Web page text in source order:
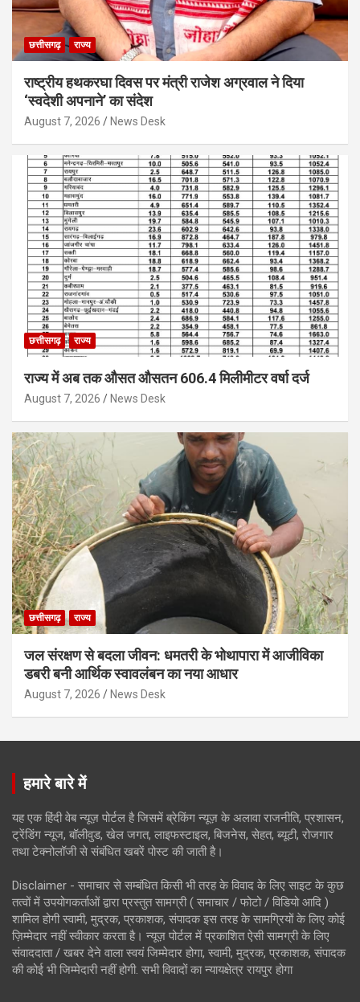
छत्तीसगढ़ राज्य
राष्ट्रीय हथकरघा दिवस पर मंत्री राजेश अग्रवाल ने दिया
‘स्वदेशी अपनाने’ का संदेश
August 7, 2026 News Desk
छत्तीसगढ़ राज्य
राज्य में अब तक औसत औसतन 606.4 मिलीमीटर वर्षा दर्ज
August 7, 2026 News Desk
छत्तीसगढ़ राज्य
जल संरक्षण से बदला जीवन: धमतरी के भोथापारा में आजीविका
डबरी बनी आर्थिक स्वावलंबन का नया आधार
August 7, 2026 News Desk
हमारे बारे में
यह एक हिंदी वेब न्यूज़ पोर्टल है जिसमें ब्रेकिंग न्यूज़ के अलावा राजनीति, प्रशासन,
ट्रेंडिंग न्यूज, बॉलीवुड, खेल जगत, लाइफस्टाइल, बिजनेस, सेहत, ब्यूटी, रोजगार
तथा टेक्नोलॉजी से संबंधित खबरें पोस्ट की जाती है।
Disclaimer - समाचार से सम्बंधित किसी भी तरह के विवाद के लिए साइट के कुछ
तत्वों में उपयोगकर्ताओं द्वारा प्रस्तुत सामग्री ( समाचार / फोटो / विडियो आदि )
शामिल होगी स्वामी, मुद्रक, प्रकाशक, संपादक इस तरह के सामग्रियों के लिए कोई
ज़िम्मेदार नहीं स्वीकार करता है। न्यूज़ पोर्टल में प्रकाशित ऐसी सामग्री के लिए
संवाददाता / खबर देने वाला स्वयं जिम्मेदार होगा, स्वामी, मुद्रक, प्रकाशक, संपादक
की कोई भी जिम्मेदारी नहीं होगी. सभी विवादों का न्यायक्षेत्र रायपुर होगा